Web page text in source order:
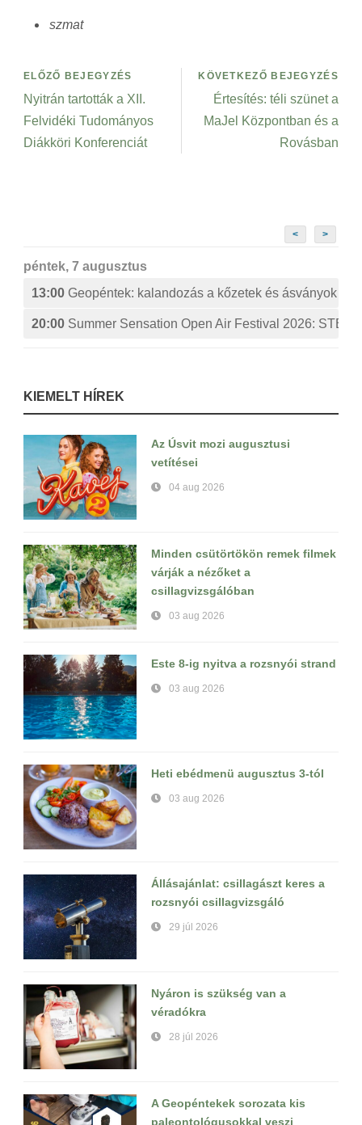
szmat
ELŐZŐ BEJEGYZÉS
Nyitrán tartották a XII.
Felvidéki Tudományos
Diákköri Konferenciát
KÖVETKEZŐ BEJEGYZÉS
Értesítés: téli szünet a
MaJel Központban és a
Rovásban
< >
péntek, 7 augusztus
13:00 Geopéntek: kalandozás a kőzetek és ásványok
20:00 Summer Sensation Open Air Festival 2026:
KIEMELT HÍREK
Az Úsvit mozi augusztusi
vetítései
04 aug 2026
Minden csütörtökön remek filmek
várják a nézőket a
csillagvizsgálóban
03 aug 2026
Este 8-ig nyitva a rozsnyói strand
03 aug 2026
Heti ebédmenü augusztus 3-tól
03 aug 2026
Állásajánlat: csillagászt keres a
rozsnyói csillagvizsgáló
29 júl 2026
Nyáron is szükség van a
véradókra
28 júl 2026
A Geopéntekek sorozata kis
paleontológusokkal veszi